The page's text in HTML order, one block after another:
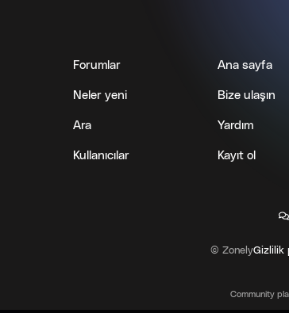
Forumlar
Neler yeni
Ara
Kullanıcılar
Ana sayfa
Bize ulaşın
Yardım
Kayıt ol
© ZonelyGizlilik
Community